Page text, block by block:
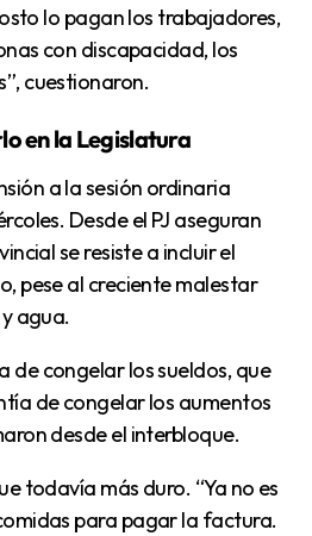
lo pagan los trabajadores,
con discapacidad, los
cuestionaron.
en la Legislatura
Desde el PJ aseguran
se resiste a incluir el
pese al creciente malestar
agua.
de congelar los aumentos
desde el interbloque.
para pagar la factura.